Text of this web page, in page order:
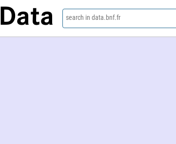
Data search in data.bnf.fr